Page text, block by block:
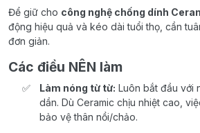
Để giữ cho công nghệ chống dính
động hiệu quả và kéo dài tuổi thọ, cần
đơn giản.
Các điều NÊN làm
Làm nóng từ từ: Luôn bắt đầu với
dần. Dù Ceramic chịu nhiệt cao,
bảo vệ thân nồi/chảo.